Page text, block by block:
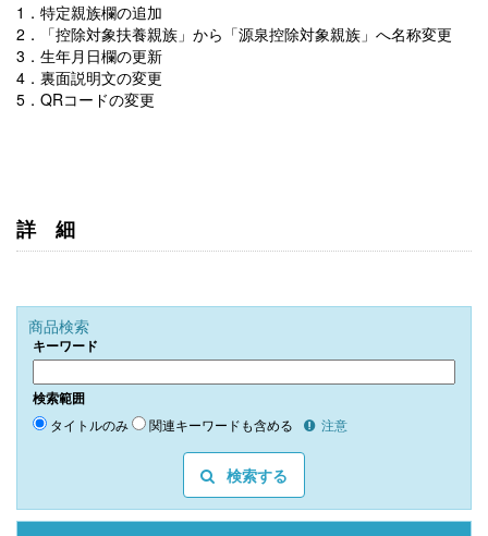
1．特定親族欄の追加
2．「控除対象扶養親族」から「源泉控除対象親族」へ名称変更
3．生年月日欄の更新
4．裏面説明文の変更
5．QRコードの変更
詳細
商品検索
キーワード
検索範囲
タイトルのみ 関連キーワードも含める 注意
検索する